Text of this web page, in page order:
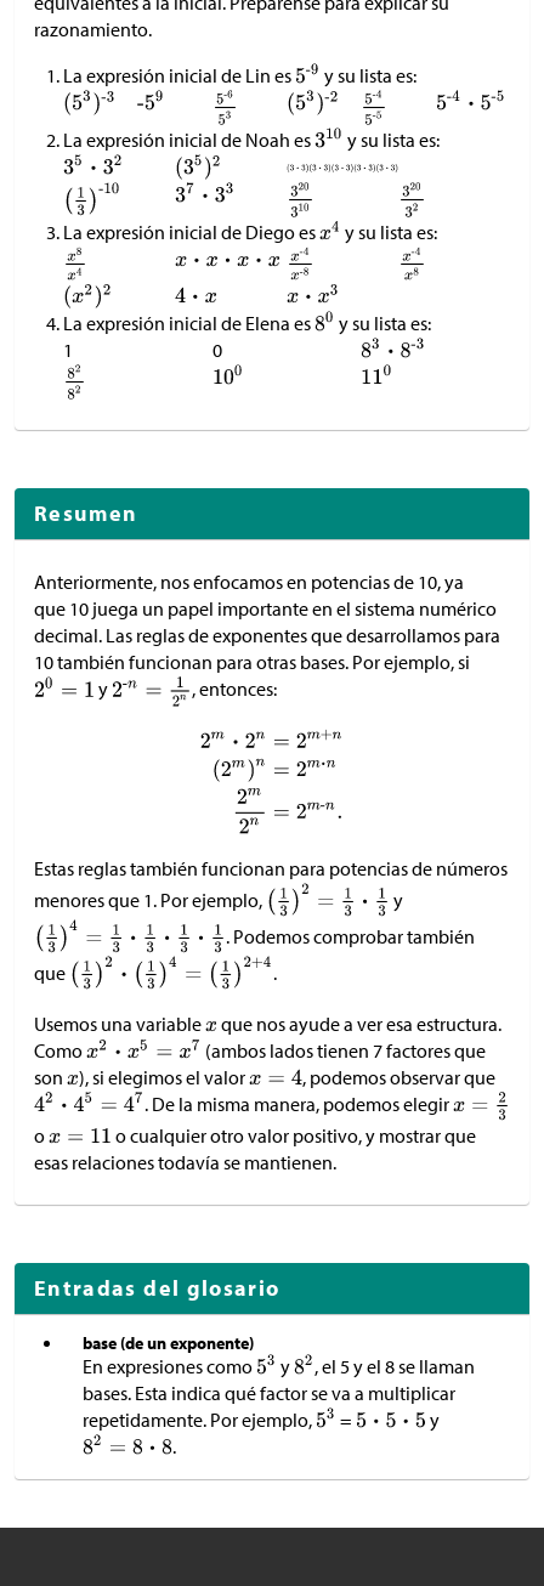
razonamiento.
La expresión inicial de Lin es
y su lista es:
La expresión inicial de Noah es y su lista es:
La expresión inicial de Diego es y su lista es:
La expresión inicial de Elena es
y su lista es:
1
0
Resumen
Anteriormente, nos enfocamos en potencias de 10, ya
que 10 juega un papel importante en el sistema numérico
decimal. Las reglas de exponentes que desarrollamos para
10 también funcionan para otras bases. Por ejemplo, si
y
, entonces:
Estas reglas también funcionan para potencias de números
menores que 1. Por ejemplo,
y
. Podemos comprobar también
que
.
Usemos una variable
que nos ayude a ver esa estructura.
Como
(ambos lados tienen 7 factores que
son
), si elegimos el valor
, podemos observar que
. De la misma manera, podemos elegir
o
o cualquier otro valor positivo, y mostrar que
esas relaciones todavía se mantienen.
Entradas del glosario
base (de un exponente)
En expresiones como y
, el 5 y el 8 se llaman
bases. Esta indica qué factor se va a multiplicar
repetidamente. Por ejemplo,
=
y
.